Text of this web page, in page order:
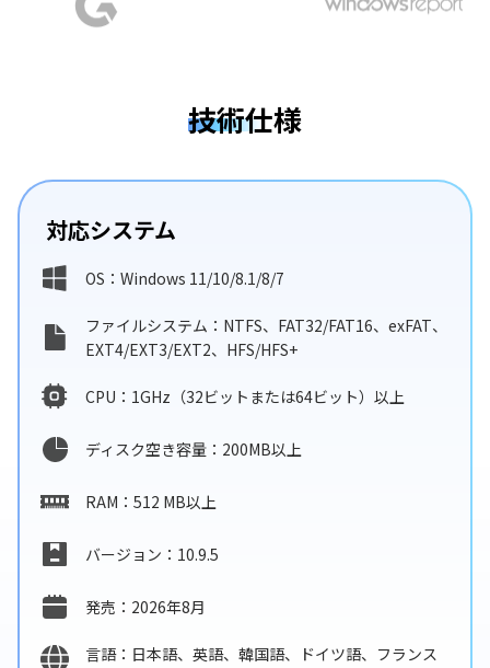
技術仕様
対応システム
OS：Windows 11/10/8.1/8/7
ファイルシステム：NTFS、FAT32/FAT16、exFAT、
EXT4/EXT3/EXT2、HFS/HFS+
CPU：1GHz（32ビットまたは64ビット）以上
ディスク空き容量：200MB以上
RAM：512 MB以上
バージョン：10.9.5
発売：2026年8月
言語：日本語、英語、韓国語、ドイツ語、フランス